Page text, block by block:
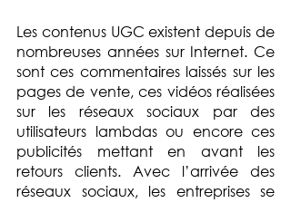
Les contenus UGC existent depuis de
nombreuses années sur Internet. Ce
sont ces commentaires laissés sur les
pages de vente, ces vidéos réalisées
sur les réseaux sociaux par des
utilisateurs lambdas ou encore ces
publicités mettant en avant les
retours clients. Avec l’arrivée des
réseaux sociaux, les entreprises se